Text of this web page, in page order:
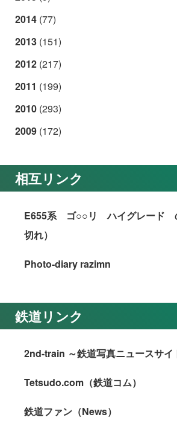
2014 (77)
2013 (151)
2012 (217)
2011 (199)
2010 (293)
2009 (172)
相互リンク
E655系 ゴ○○リ ハイグレード
切れ）
Photo-diary razimn
鉄道リンク
2nd-train ～鉄道写真ニュースサイ
Tetsudo.com（鉄道コム）
鉄道ファン（News）